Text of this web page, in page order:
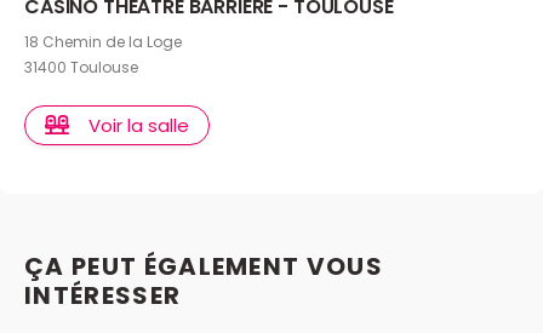
CASINO THÉÂTRE BARRIERE - TOULOUSE
18 Chemin de la Loge
31400 Toulouse
Voir la salle
ÇA PEUT ÉGALEMENT VOUS
INTÉRESSER